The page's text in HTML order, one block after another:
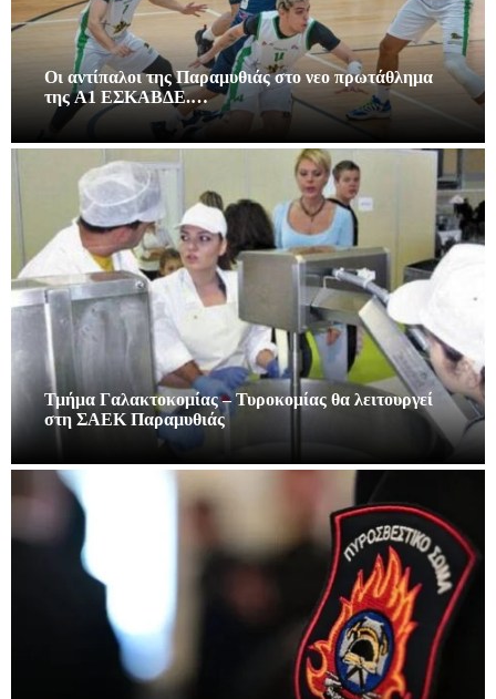
Οι αντίπαλοι της Παραμυθιάς στο νεο πρωτάθλημα
της A1 ΕΣΚΑΒΔΕ.…
Τμήμα Γαλακτοκομίας – Τυροκομίας θα λειτουργεί
στη ΣΑΕΚ Παραμυθιάς